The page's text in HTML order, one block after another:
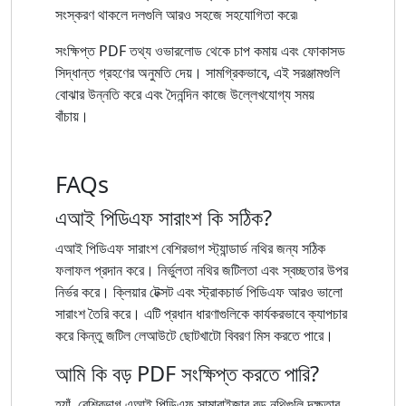
সংস্করণ থাকলে দলগুলি আরও সহজে সহযোগিতা করে৷
সংক্ষিপ্ত PDF তথ্য ওভারলোড থেকে চাপ কমায় এবং ফোকাসড
সিদ্ধান্ত গ্রহণের অনুমতি দেয়। সামগ্রিকভাবে, এই সরঞ্জামগুলি
বোঝার উন্নতি করে এবং দৈনন্দিন কাজে উল্লেখযোগ্য সময়
বাঁচায়।
FAQs
এআই পিডিএফ সারাংশ কি সঠিক?
এআই পিডিএফ সারাংশ বেশিরভাগ স্ট্যান্ডার্ড নথির জন্য সঠিক
ফলাফল প্রদান করে। নির্ভুলতা নথির জটিলতা এবং স্বচ্ছতার উপর
নির্ভর করে। ক্লিয়ার টেক্সট এবং স্ট্রাকচার্ড পিডিএফ আরও ভালো
সারাংশ তৈরি করে। এটি প্রধান ধারণাগুলিকে কার্যকরভাবে ক্যাপচার
করে কিন্তু জটিল লেআউটে ছোটখাটো বিবরণ মিস করতে পারে।
আমি কি বড় PDF সংক্ষিপ্ত করতে পারি?